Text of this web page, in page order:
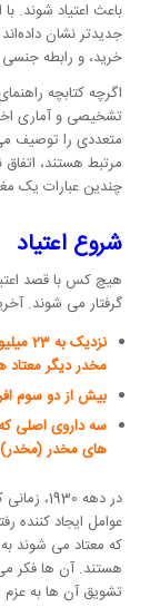
باعث اعتیاد شوند.
جدیدتر نشان
خرید، و رابطه جنسی
اگرچه کتابچه
متعددی را توصیف
مرتبط هستند،
چندین عبارات یک
شروع اعتیاد
هیچ کس با قصد
گرفتار می شوند.
مخدر دیگر معتاد
بیش از دو سوم
سه داروی اصلی
های مخدر
در دهه
عوامل ایجاد کننده
که معتاد می شوند
هستند. آن ها فکر می
تشویق آن ها به عزم